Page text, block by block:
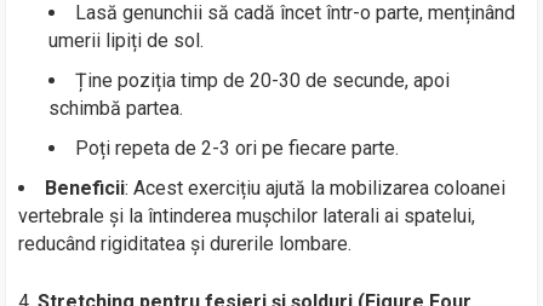
Lasă genunchii să cadă încet într-o parte, menținând
umerii lipiți de sol.
Ține poziția timp de 20-30 de secunde, apoi
schimbă partea.
Poți repeta de 2-3 ori pe fiecare parte.
Beneficii: Acest exercițiu ajută la mobilizarea coloanei
vertebrale și la întinderea mușchilor laterali ai spatelui,
reducând rigiditatea și durerile lombare.